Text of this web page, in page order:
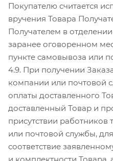
Покупателю считается
вручения Товара
Получателем в
заранее оговоренном
пункте самовывоза или
4.9. При получении
компании или почтовой
оплаты доставленного
доставленный Товар и
присутствии
или почтовой службы,
соответствие